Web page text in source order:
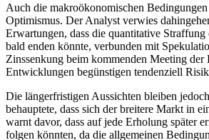
Auch die makroökonomischen
Optimismus. Der Analyst verwies
Erwartungen, dass die quantitative
bald enden könnte, verbunden mit
Zinssenkung beim kommenden Meeting der
Entwicklungen begünstigen tendenziell
Die längerfristigen Aussichten bleiben
behauptete, dass sich der breitere Markt in
warnt davor, dass auf jede Erholung später
folgen könnten, da die allgemeinen